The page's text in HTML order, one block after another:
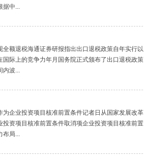
据中...
额退税海通证券研报指出出口退税政策自年实行以
际上的竞争力年月国务院正式颁布了出口退税政策
内波...
企业投资项目核准前置条件记者日从国家发展改革
资项目核准前置条件取消项企业投资项目核准前置
布局...